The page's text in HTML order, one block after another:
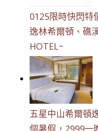
0125限時快閃特
逸林希爾頓、礁
HOTEL~
五星中山希爾頓
個暑假，2999一